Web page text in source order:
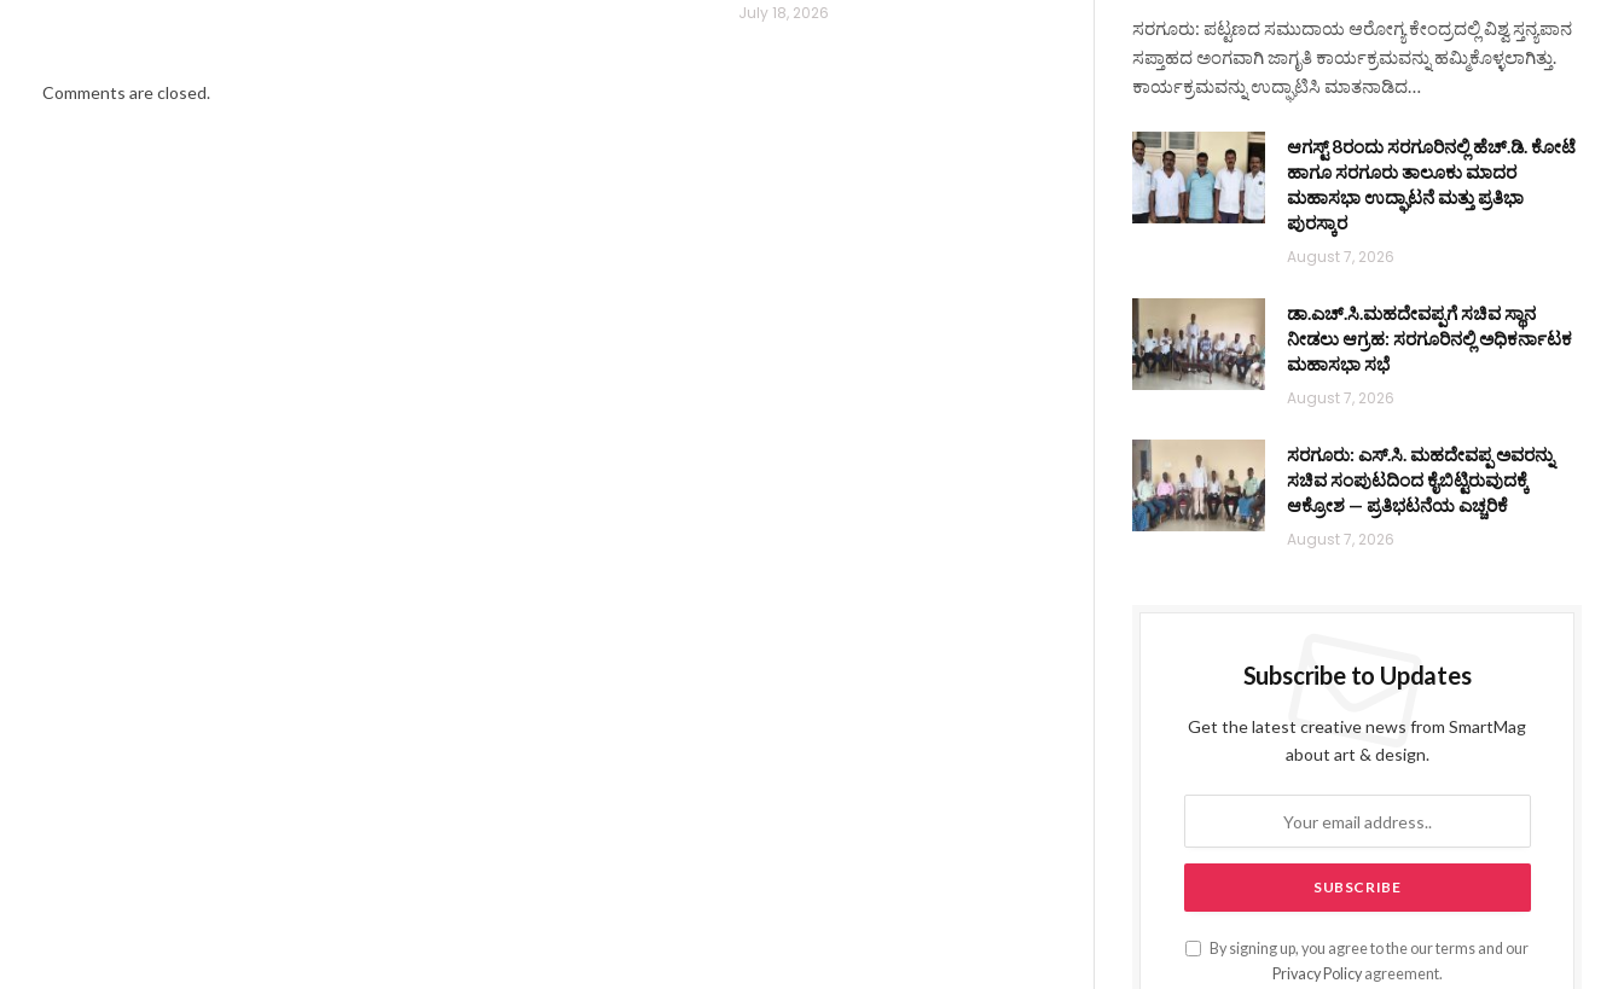
July 18, 2026
Comments are closed.
ಸರಗೂರು: ಪಟ್ಟಣದ ಸಮುದಾಯ ಆರೋಗ್ಯ ಕೇಂದ್ರದಲ್ಲಿ ವಿಶ್ವ ಸ್ತನ್ಯಪಾನ
ಸಪ್ತಾಹದ ಅಂಗವಾಗಿ ಜಾಗೃತಿ ಕಾರ್ಯಕ್ರಮವನ್ನು ಹಮ್ಮಿಕೊಳ್ಳಲಾಗಿತ್ತು.
ಕಾರ್ಯಕ್ರಮವನ್ನು ಉದ್ಘಾಟಿಸಿ ಮಾತನಾಡಿದ…
ಆಗಸ್ಟ್ 8ರಂದು ಸರಗೂರಿನಲ್ಲಿ ಹೆಚ್.ಡಿ. ಕೋಟೆ
ಹಾಗೂ ಸರಗೂರು ತಾಲೂಕು ಮಾದರ
ಮಹಾಸಭಾ ಉದ್ಘಾಟನೆ ಮತ್ತು ಪ್ರತಿಭಾ
ಪುರಸ್ಕಾರ
August 7, 2026
ಡಾ.ಎಚ್.ಸಿ.ಮಹದೇವಪ್ಪಗೆ ಸಚಿವ ಸ್ಥಾನ
ನೀಡಲು ಆಗ್ರಹ: ಸರಗೂರಿನಲ್ಲಿ ಅಧಿಕರ್ನಾಟಕ
ಮಹಾಸಭಾ ಸಭೆ
August 7, 2026
ಸರಗೂರು: ಎಸ್.ಸಿ. ಮಹದೇವಪ್ಪ ಅವರನ್ನು
ಸಚಿವ ಸಂಪುಟದಿಂದ ಕೈಬಿಟ್ಟಿರುವುದಕ್ಕೆ
ಆಕ್ರೋಶ — ಪ್ರತಿಭಟನೆಯ ಎಚ್ಚರಿಕೆ
August 7, 2026
Subscribe to Updates
Get the latest creative news from SmartMag
about art & design.
By signing up, you agree to the our terms and our
Privacy Policyagreement.